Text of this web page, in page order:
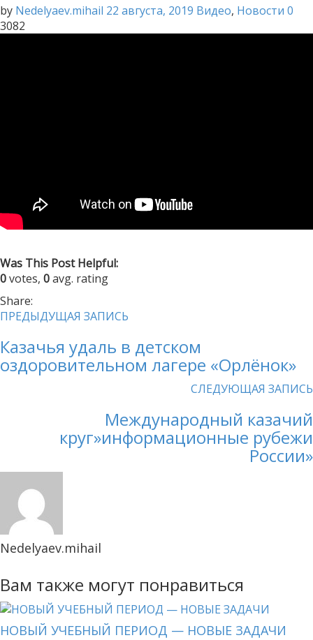
by Nedelyaev.mihail 22 августа, 2019 Видео, Новости 0
3082
Was This Post Helpful:
0votes, 0avg. rating
Share:
ПРЕДЫДУЩАЯ ЗАПИСЬ
Казачья удаль в детском
оздоровительном лагере «Орлёнок»
СЛЕДУЮЩАЯ ЗАПИСЬ
Международный казачий
круг»информационные рубежи
России»
Nedelyaev.mihail
Вам также могут понравиться
НОВЫЙ УЧЕБНЫЙ ПЕРИОД — НОВЫЕ ЗАДАЧИ